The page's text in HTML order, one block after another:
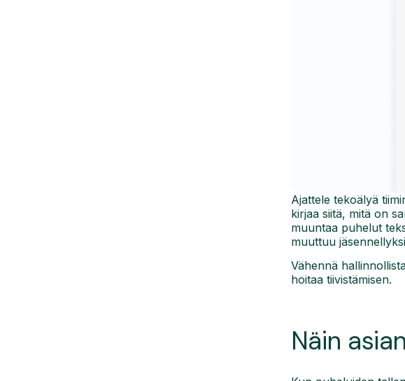
Ajattele tekoälyä
kirjaa siitä, mitä on
muuntaa puhelut
muuttuu
Vähennä
hoitaa tiivistämisen.
Näin